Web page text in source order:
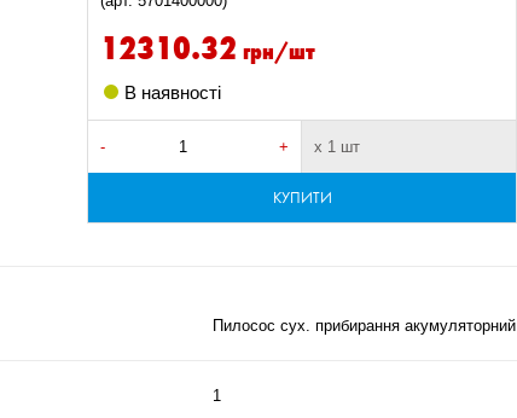
12310.32 грн/шт
В наявності
- + х 1 шт
КУПИТИ
Пилосос сух. прибирання акумуляторний
1